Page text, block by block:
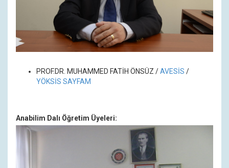
PROF.DR. MUHAMMED FATİH ÖNSÜZ /AVESİS /
YÖKSİS SAYFAM
Anabilim Dalı Öğretim Üyeleri: